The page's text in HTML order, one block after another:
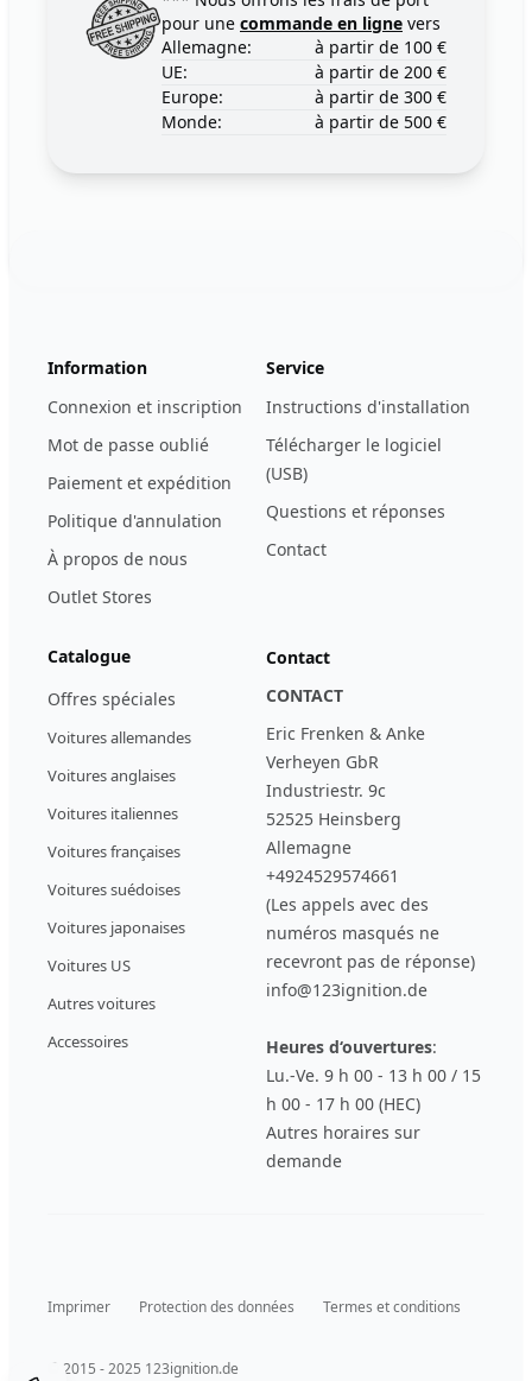
pour une commande en ligne vers
Allemagne:
à partir de 100 €
UE:
à partir de 200 €
Europe:
à partir de 300 €
Monde:
à partir de 500 €
Information
Connexion et inscription
Mot de passe oublié
Paiement et expédition
Politique d'annulation
À propos de nous
Outlet Stores
Service
Instructions d'installation
Télécharger le logiciel
(USB)
Questions et réponses
Contact
Catalogue
Offres spéciales
Voitures allemandes
Voitures anglaises
Voitures italiennes
Voitures françaises
Voitures suédoises
Voitures japonaises
Voitures US
Autres voitures
Accessoires
Contact
CONTACT
Eric Frenken & Anke
Verheyen GbR
Industriestr. 9c
52525 Heinsberg
Allemagne
+4924529574661
(Les appels avec des
numéros masqués ne
recevront pas de réponse)
info@123ignition.de
Heures d‘ouvertures:
Lu.-Ve. 9 h 00 - 13 h 00 / 15
h 00 - 17 h 00 (HEC)
Autres horaires sur
demande
Imprimer Protection des données Termes et conditions
© 2015 - 2025 123ignition.de